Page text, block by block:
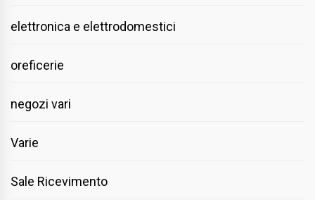
elettronica e elettrodomestici
oreficerie
negozi vari
Varie
Sale Ricevimento